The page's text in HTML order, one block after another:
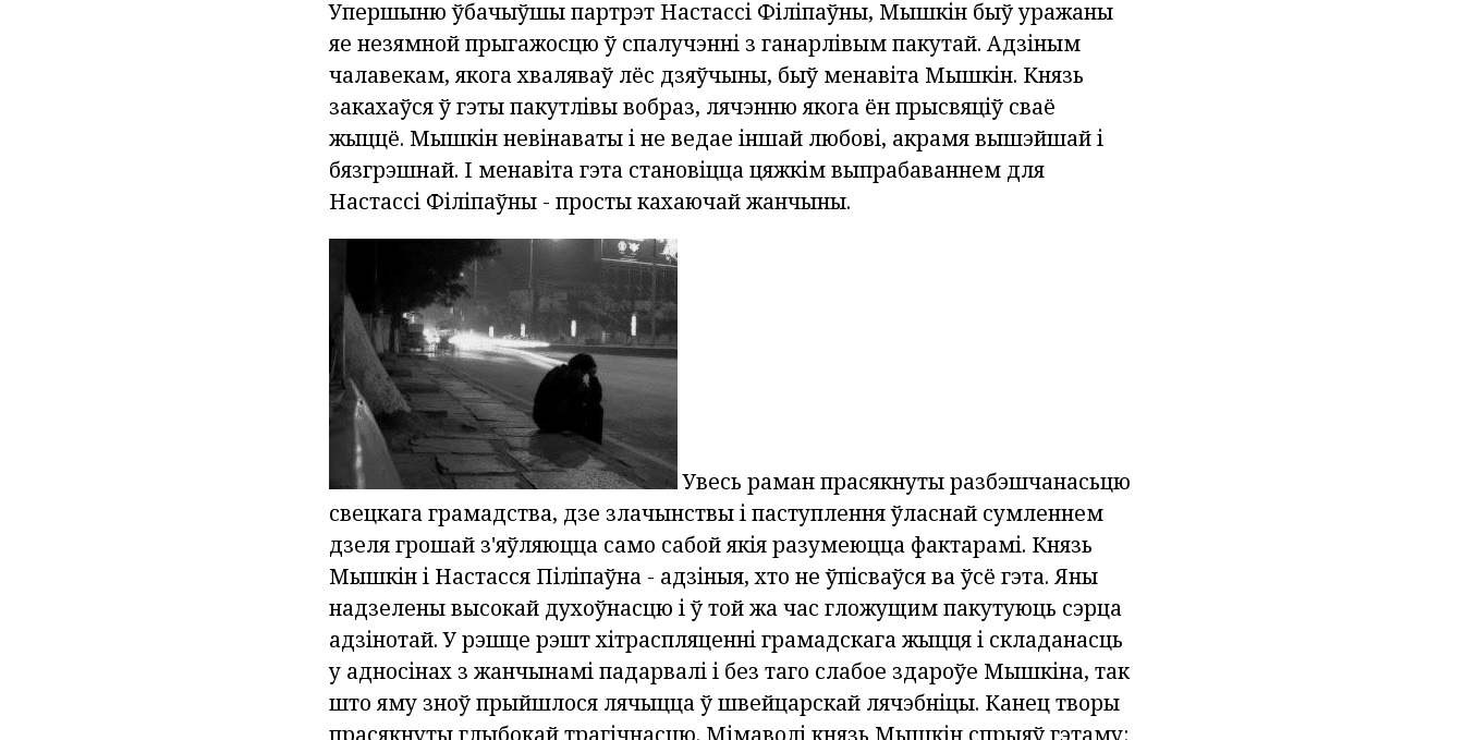
Упершыню ўбачыўшы партрэт Настассі Філіпаўны, Мышкін быў уражаны
яе незямной прыгажосцю ў спалучэнні з ганарлівым пакутай. Адзіным
чалавекам, якога хваляваў лёс дзяўчыны, быў менавіта Мышкін. Князь
закахаўся ў гэты пакутлівы вобраз, лячэнню якога ён прысвяціў сваё
жыццё. Мышкін невінаваты і не ведае іншай любові, акрамя вышэйшай і
бязгрэшнай. І менавіта гэта становіцца цяжкім выпрабаваннем для
Настассі Філіпаўны - просты кахаючай жанчыны.
Увесь раман прасякнуты разбэшчанасьцю
свецкага грамадства, дзе злачынствы і паступлення ўласнай сумленнем
дзеля грошай з'яўляюцца само сабой якія разумеюцца фактарамі. Князь
Мышкін і Настасся Піліпаўна - адзіныя, хто не ўпісваўся ва ўсё гэта. Яны
надзелены высокай духоўнасцю і ў той жа час гложущим пакутуюць сэрца
адзінотай. У рэшце рэшт хітраспляценні грамадскага жыцця і складанасць
у адносінах з жанчынамі падарвалі і без таго слабое здароўе Мышкіна, так
што яму зноў прыйшлося лячыцца ў швейцарскай лячэбніцы. Канец творы
прасякнуты глыбокай трагічнасцю. Мімаволі князь Мышкін спрыяў гэтаму: